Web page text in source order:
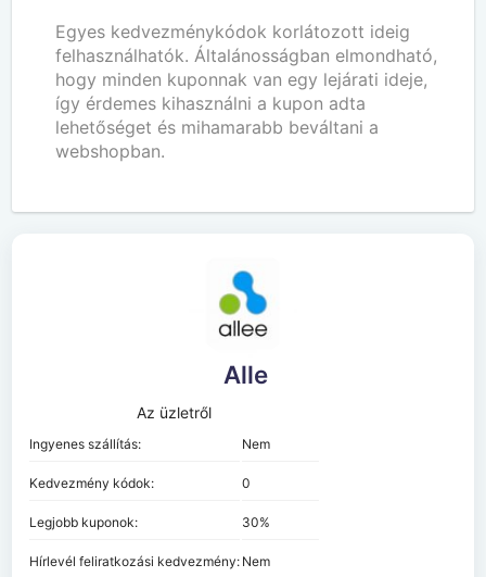
Egyes kedvezménykódok korlátozott ideig
felhasználhatók. Általánosságban elmondható,
hogy minden kuponnak van egy lejárati ideje,
így érdemes kihasználni a kupon adta
lehetőséget és mihamarabb beváltani a
webshopban.
Alle
Az üzletről
Ingyenes szállítás: Nem
Kedvezmény kódok: 0
Legjobb kuponok: 30%
Hírlevél feliratkozási kedvezmény: Nem